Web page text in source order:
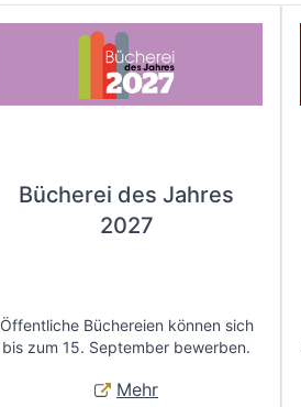
Bücherei des Jahres
2027
Öffentliche Büchereien können sich
bis zum 15. September bewerben.
Mehr